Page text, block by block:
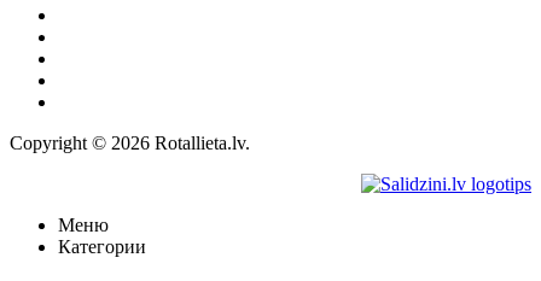
Copyright © 2026 Rotallieta.lv.
Меню
Категории